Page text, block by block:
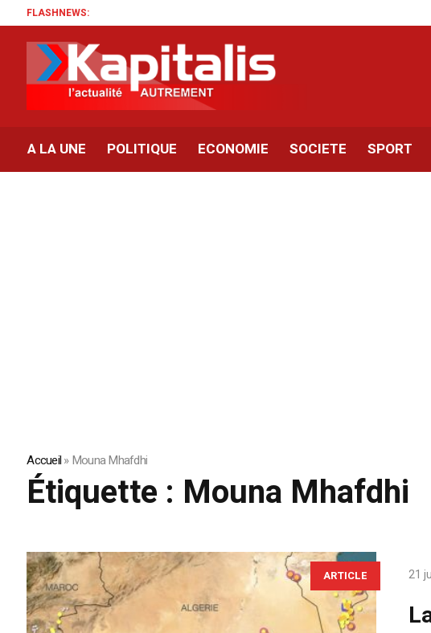
FLASHNEWS:
A LA UNE POLITIQUE ECONOMIE SOCIETE SPORT
Accueil»Mouna Mhafdhi
Étiquette : Mouna Mhafdhi
ARTICLE 21